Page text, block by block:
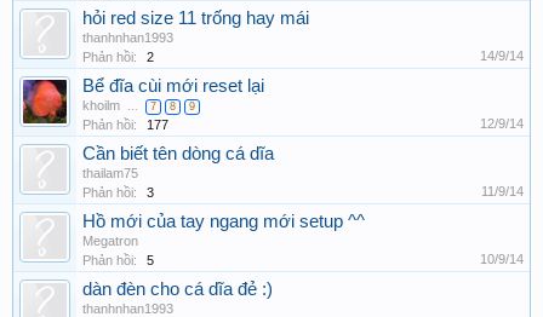
hỏi red size 11 trống hay mái
thanhnhan1993
Phản hồi:
2 14/9/14
Bể đĩa cùi mới reset lại
khoilm 7 8 9
Phản hồi: 177 12/9/14
Cần biết tên dòng cá dĩa
thailam75
Phản hồi:
3 11/9/14
Hồ mới của tay ngang mới setup ^^
Megatron
Phản hồi:
5 10/9/14
dàn đèn cho cá dĩa đẻ :)
thanhnhan1993